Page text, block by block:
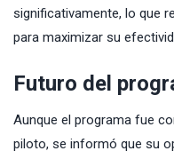
significativamente, lo que
para maximizar su
Futuro del
Aunque el programa fue
piloto, se informó que su